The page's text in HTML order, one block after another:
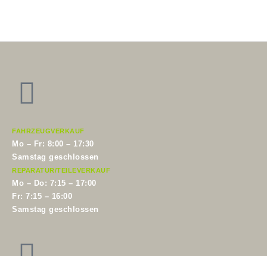
FAHRZEUGVERKAUF
Mo – Fr: 8:00 – 17:30
Samstag geschlossen
REPARATUR/TEILEVERKAUF
Mo – Do: 7:15 – 17:00
Fr: 7:15 – 16:00
Samstag geschlossen